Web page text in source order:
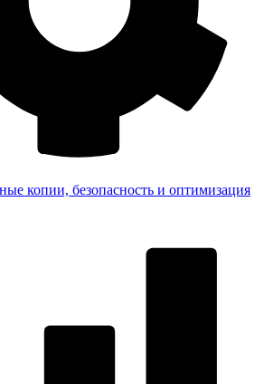
копии, безопасность и оптимизация